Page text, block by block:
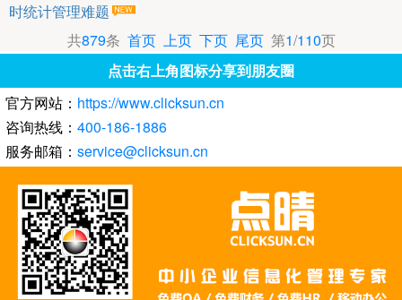
时统计管理难题
共879条 首页 上页 下页 尾页第1/110页
点击右上角图标分享到朋友圈
官方网站： https://www.clicksun.cn
咨询热线： 400-186-1886
服务邮箱： service@clicksun.cn